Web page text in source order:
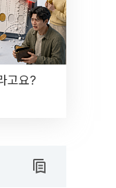
고요?